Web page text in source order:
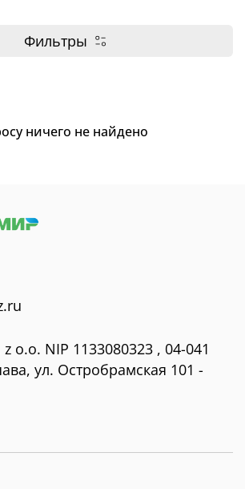
Фильтры
ничего не найдено
o.o. NIP 1133080323 , 04-041
ул. Остробрамская 101 -